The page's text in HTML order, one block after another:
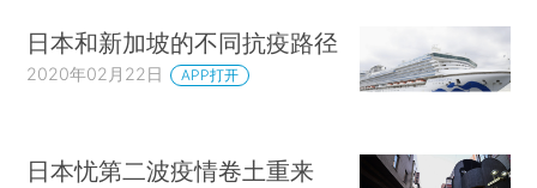
日本和新加坡的不同抗疫路径
2020年02月22日 APP打开
日本忧第二波疫情卷土重来